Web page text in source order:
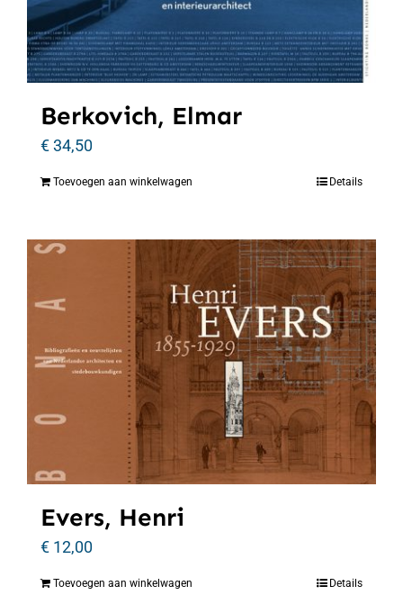
Berkovich, Elmar
€34,50
Toevoegen aan winkelwagen Details
Evers, Henri
€ 12,00
Toevoegen aan winkelwagen Details